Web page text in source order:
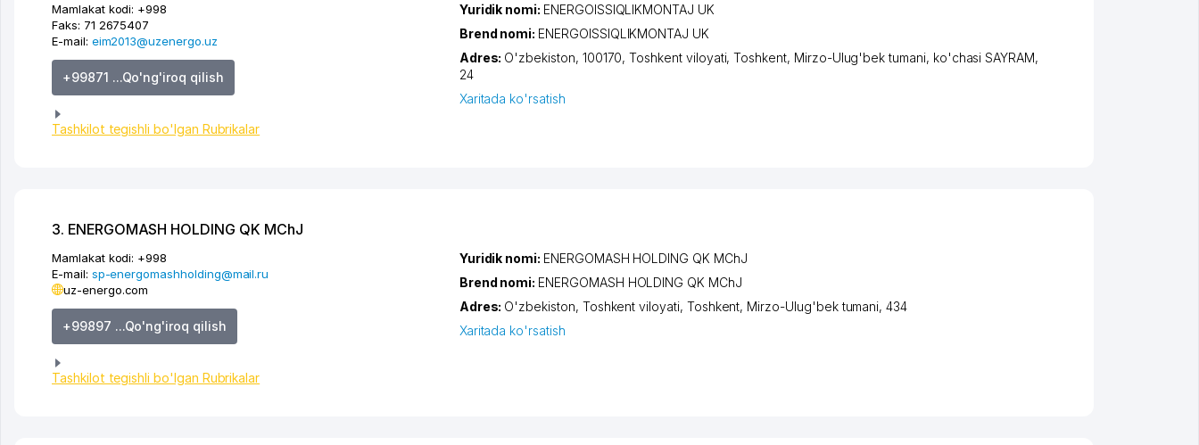
Mamlakat kodi: +998
Faks: 71 2675407
E-mail: eim2013@uzenergo.uz
+99871 ...Qo'ng'iroq qilish
Tashkilot tegishli bo'lgan Rubrikalar
Yuridik nomi: ENERGOISSIQLIKMONTAJ UK
Brend nomi: ENERGOISSIQLIKMONTAJ UK
Adres: O'zbekiston, 100170,Toshkent viloyati,Toshkent, Mirzo-Ulug'bek tumani, ko'chasi SAYRAM,
24
Xaritada ko'rsatish
3. ENERGOMASH HOLDING QK MChJ
Mamlakat kodi: +998
E-mail: sp-energomashholding@mail.ru
uz-energo.com
+99897 ...Qo'ng'iroq qilish
Tashkilot tegishli bo'lgan Rubrikalar
Yuridik nomi: ENERGOMASH HOLDING QK MChJ
Brend nomi: ENERGOMASH HOLDING QK MChJ
Adres: O'zbekiston, Toshkent viloyati, Toshkent, Mirzo-Ulug'bek tumani, 434
Xaritada ko'rsatish